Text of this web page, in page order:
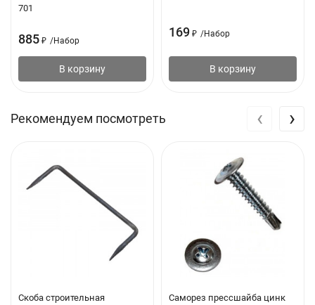
701
885 ₽ /Набор
В корзину
169 ₽ /Набор
В корзину
Рекомендуем посмотреть
Скоба строительная
Саморез прессшайба цинк
‹ ›